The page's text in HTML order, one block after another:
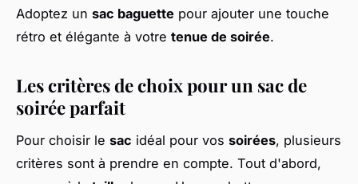
Adoptez un sac baguette pour ajouter une touche
rétro et élégante à votre tenue de soirée.
Les critères de choix pour un sac de
soirée parfait
Pour choisir le sac idéal pour vos soirées, plusieurs
critères sont à prendre en compte. Tout d'abord,